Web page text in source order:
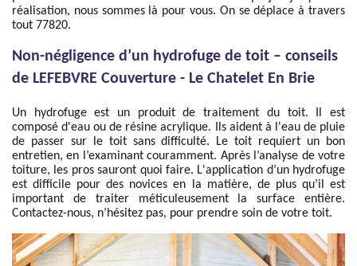
réalisation, nous sommes là pour vous. On se déplace à travers
tout 77820.
Non-négligence d’un hydrofuge de toit – conseils
de LEFEBVRE Couverture - Le Chatelet En Brie
Un hydrofuge est un produit de traitement du toit. Il est
composé d'eau ou de résine acrylique. Ils aident à l'eau de pluie
de passer sur le toit sans difficulté. Le toit requiert un bon
entretien, en l’examinant couramment. Après l’analyse de votre
toiture, les pros sauront quoi faire. L'application d’un hydrofuge
est difficile pour des novices en la matière, de plus qu’il est
important de traiter méticuleusement la surface entière.
Contactez-nous, n’hésitez pas, pour prendre soin de votre toit.